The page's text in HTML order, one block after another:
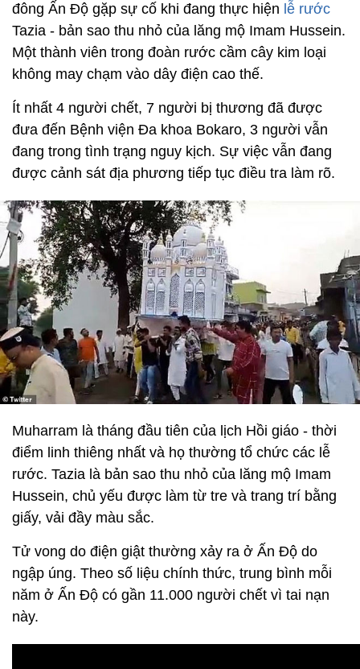
đông Ấn Độ gặp sự cố khi đang thực hiện lễ rước
Tazia - bản sao thu nhỏ của lăng mộ Imam Hussein.
Một thành viên trong đoàn rước cầm cây kim loại
không may chạm vào dây điện cao thế.
Ít nhất 4 người chết, 7 người bị thương đã được
đưa đến Bệnh viện Đa khoa Bokaro, 3 người vẫn
đang trong tình trạng nguy kịch. Sự việc vẫn đang
được cảnh sát địa phương tiếp tục điều tra làm rõ.
Muharram là tháng đầu tiên của lịch Hồi giáo - thời
điểm linh thiêng nhất và họ thường tổ chức các lễ
rước. Tazia là bản sao thu nhỏ của lăng mộ Imam
Hussein, chủ yếu được làm từ tre và trang trí bằng
giấy, vải đầy màu sắc.
Tử vong do điện giật thường xảy ra ở Ấn Độ do
ngập úng. Theo số liệu chính thức, trung bình mỗi
năm ở Ấn Độ có gần 11.000 người chết vì tai nạn
này.